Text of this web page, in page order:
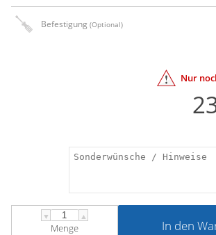
Befestigung (Optional)
Nur
▼ ▲
Menge In den